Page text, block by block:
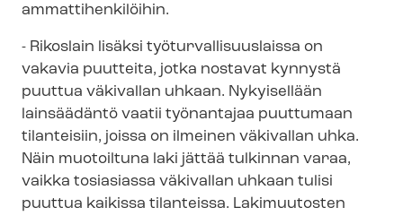
am­mat­ti­hen­ki­löi­hin.
- Rikoslain lisäksi työ­tur­val­li­suus­lais­sa on
vakavia puutteita, jotka nostavat kynnystä
puuttua väkivallan uhkaan. Nykyisellään
lainsäädäntö vaatii työnantajaa puuttumaan
tilanteisiin, joissa on ilmeinen väkivallan uhka.
Näin muotoiltuna laki jättää tulkinnan varaa,
vaikka tosiasiassa väkivallan uhkaan tulisi
puuttua kaikissa tilanteissa. Lakimuutosten